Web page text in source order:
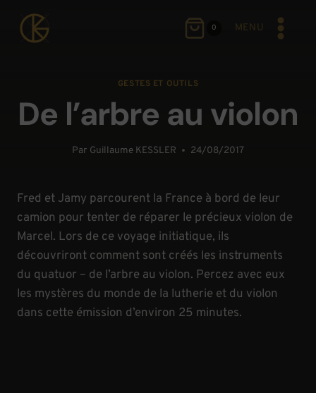
contenu
0 MENU
GESTES ET OUTILS
De l’arbre au violon
Par Guillaume KESSLER 24/08/2017
Fred et Jamy parcourent la France à bord de leur
camion pour tenter de réparer le précieux violon de
Marcel. Lors de ce voyage initiatique, ils
découvriront comment sont créés les instruments
du quatuor – de l’arbre au violon. Percez avec eux
les mystères du monde de la lutherie et du violon
dans cette émission d’environ 25 minutes.